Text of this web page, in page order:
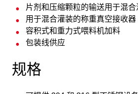
片剂和压缩颗粒的输送用于混
用于混合灌装的称重真空接收器
容积式和重力式喂料机加料
包装线供应
规格